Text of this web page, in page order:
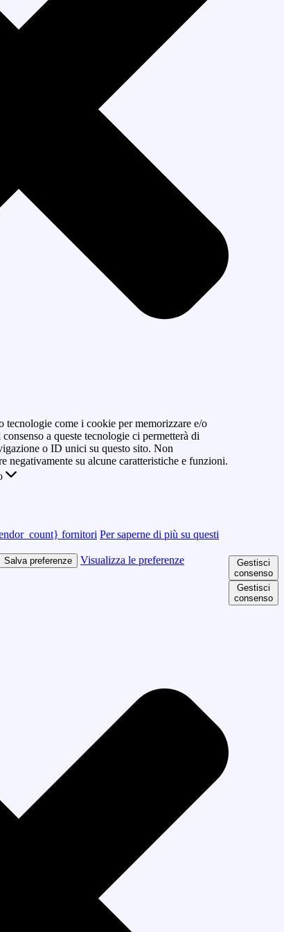
come i cookie per memorizzare e/o
a queste tecnologie ci permetterà di
o ID unici su questo sito. Non
negativamente su alcune caratteristiche e funzioni.
fornitori Per saperne di più su questi
Salva preferenze
Visualizza le preferenze
Gestisci
consenso
Gestisci
consenso